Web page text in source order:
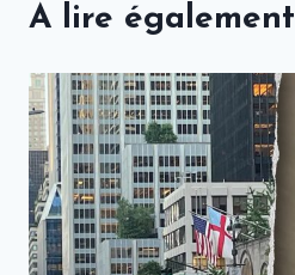
A lire également